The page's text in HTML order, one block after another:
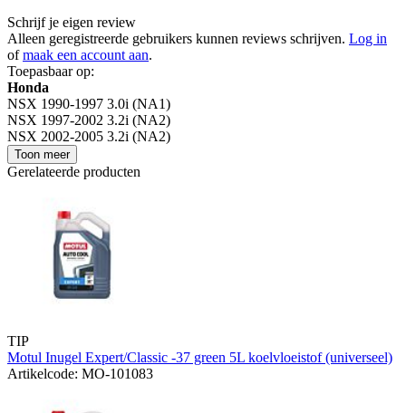
Schrijf je eigen review
Alleen geregistreerde gebruikers kunnen reviews schrijven. Log in
ofmaak een account aan.
Toepasbaar op:
Honda
NSX 1990-1997 3.0i (NA1)
NSX 1997-2002 3.2i (NA2)
NSX 2002-2005 3.2i (NA2)
Toon meer
Gerelateerde producten
TIP
Motul Inugel Expert/Classic -37 green 5L koelvloeistof (universeel)
Artikelcode: MO-101083